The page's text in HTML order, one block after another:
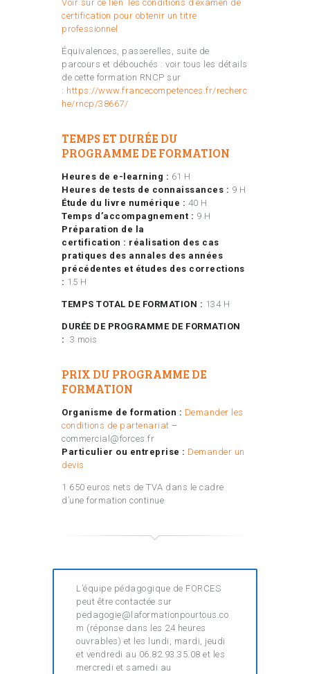
Voir sur ce lien les conditions d’examen de
certification pour obtenir un titre
professionnel
Équivalences, passerelles, suite de
parcours et débouchés : voir tous les détails
de cette formation RNCP sur
: https://www.francecompetences.fr/recherc
he/rncp/38667/
TEMPS ET DURÉE DU
PROGRAMME DE FORMATION
Heures de e-learning : 61 H
Heures de tests de connaissances : 9 H
Étude du livre numérique : 40 H
Temps d’accompagnement : 9 H
Préparation de la
certification : réalisation des cas
pratiques des annales des années
précédentes et études des corrections
: 15 H
TEMPS TOTAL DE FORMATION : 134 H
DURÉE DE PROGRAMME DE FORMATION
: 3 mois
PRIX DU PROGRAMME DE
FORMATION
Organisme de formation : Demander les
conditions de partenariat –
commercial@forces.fr
Particulier ou entreprise : Demander un
devis
1 650 euros nets de TVA dans le cadre
d’une formation continue
L’équipe pédagogique de FORCES
peut être contactée sur
pedagogie@laformationpourtous.co
m (réponse dans les 24 heures
ouvrables) et les lundi, mardi, jeudi
et vendredi au 06.82.93.35.08 et les
mercredi et samedi au